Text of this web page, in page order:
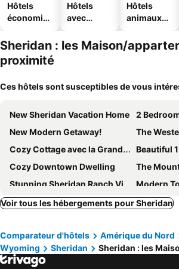
Hôtels
économiq
Hôtels
avec
Hôtels
animaux
Sheridan : les Maison/
proximité
Ces hôtels sont susceptibles de vous
New Sheridan Vacation Home
2 Bedroom, 2 Bath,
New Modern Getaway!
The
Cozy Cottage avec la Grande-Lieu
Beautiful 1900 Victorian
Cozy Downtown Dwelling
The
Stunning Sheridan Ranch Villa Mountain View!
Modern
Cozy One Bedroom Apartment In Sheridan
Cozy, Full Remodeled 1-
Quiet, Cozy , 2 Acres Of Play Land, Bring Snowmobile Trailer And Snowmobile.n
Buffalo Bill
Voir tous les hébergements pour Sheridan
Comparateur d'hôtels Amérique du Nord
Wyoming
Sheridan Sheridan : les